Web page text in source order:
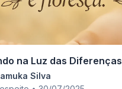
na Luz das Diferenças
Silva